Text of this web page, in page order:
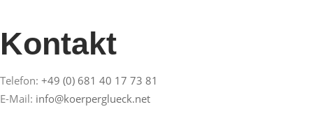
Kontakt
Telefon: +49 (0) 681 40 17 73 81
E-Mail: info@koerperglueck.net